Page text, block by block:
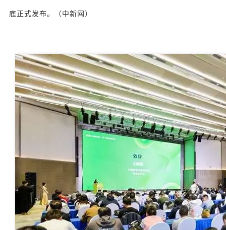
底正式发布。（中新网）